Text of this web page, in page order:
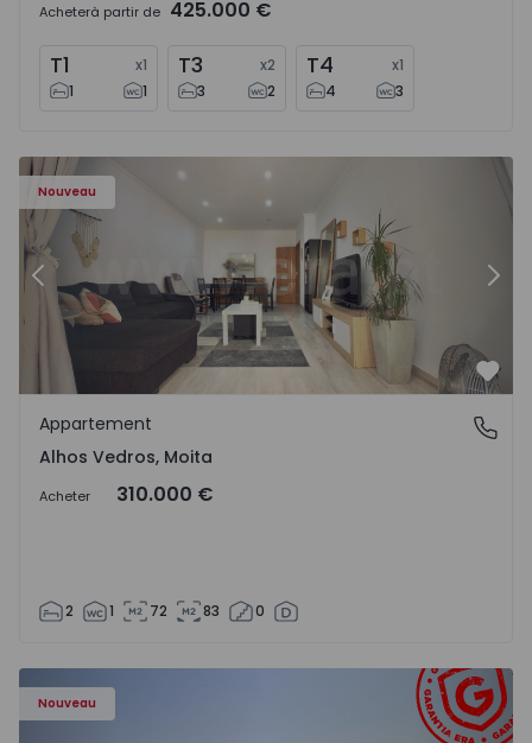
Acheterà partir de 425.000 €
T1 x1
1
1
T3 x2
3
2
T4 x1
4
3
Nouveau
Appartement T2 Moita, Alhos Vedros - 1572464 - 1
Précédent
Alhos Vedros, Moita
Appartement
Alhos Vedros, Moita
Acheter 310.000 €
2 1 72 83 0
Nouveau
- 43
Maison de Ville T4 Idanha-a-Nova, Zebreira e Segura -